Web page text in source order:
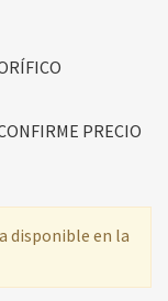
PRECIO
disponible en la